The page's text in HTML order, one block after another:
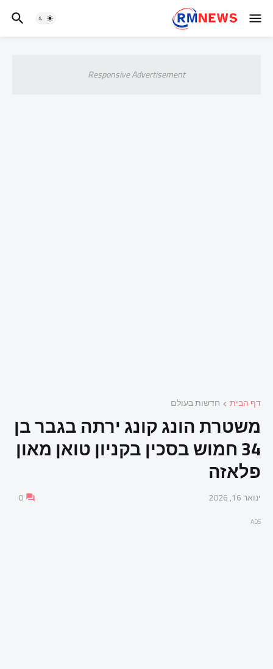
Responsive Advertisement
דף הבית חדשות בעולם
משטרת הונג קונג ירתה בגבר בן
34 חמוש בסכין בקניון טואן מאון
פלאזה
ינואר 16, 2026 0
ADS